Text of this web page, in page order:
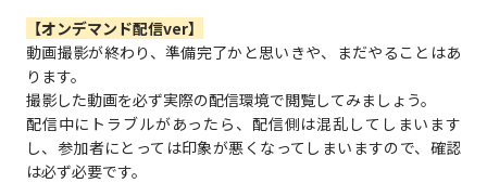
【オンデマンド配信ver】
動画撮影が終わり、準備完了かと思いきや、まだやることはあ
ります。
撮影した動画を必ず実際の配信環境で閲覧してみましょう。
配信中にトラブルがあったら、配信側は混乱してしまいます
し、参加者にとっては印象が悪くなってしまいますので、確認
は必ず必要です。